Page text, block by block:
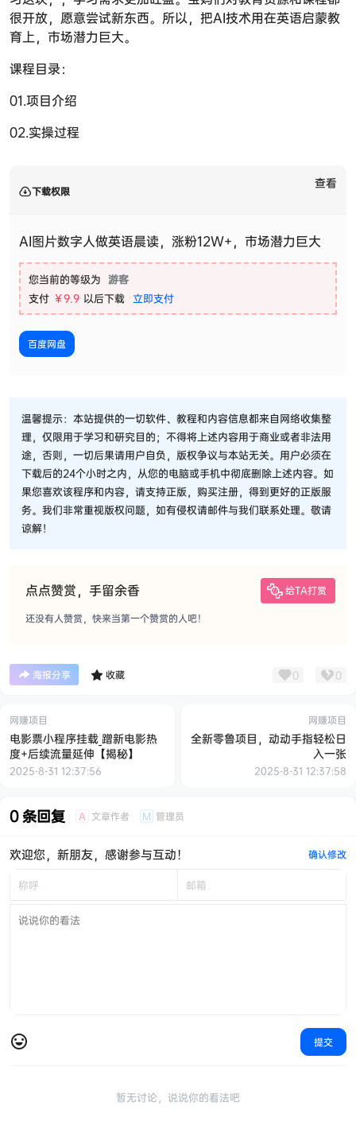
很开放，愿意尝试新东西。所以，把AI技术用在英语启蒙教
育上，市场潜力巨大。
课程目录：
01.项目介绍
02.实操过程
下载权限
查看
AI图片数字人做英语晨读，涨粉12W+，市场潜力巨大
您当前的等级为 游客
支付 ￥9.9 以后下载 立即支付
百度网盘
温馨提示：本站提供的一切软件、教程和内容信息都来自网络收集整
理，仅限用于学习和研究目的；不得将上述内容用于商业或者非法用
途，否则，一切后果请用户自负，版权争议与本站无关。用户必须在
下载后的24个小时之内，从您的电脑或手机中彻底删除上述内容。如
果您喜欢该程序和内容，请支持正版，购买注册，得到更好的正版服
务。我们非常重视版权问题，如有侵权请邮件与我们联系处理。敬请
谅解！
点点赞赏，手留余香 给TA打赏
还没有人赞赏，快来当第一个赞赏的人吧！
海报分享 收藏 0 0
网赚项目
电影票小程序挂载_蹭新电影热
度+后续流量延伸【揭秘】
2025-8-31 12:37:56
网赚项目
全新零鲁项目，动动手指轻松日
入一张
2025-8-31 12:37:58
0 条回复 A 文章作者 M 管理员
欢迎您，新朋友，感谢参与互动！ 确认修改
提交
暂无讨论，说说你的看法吧